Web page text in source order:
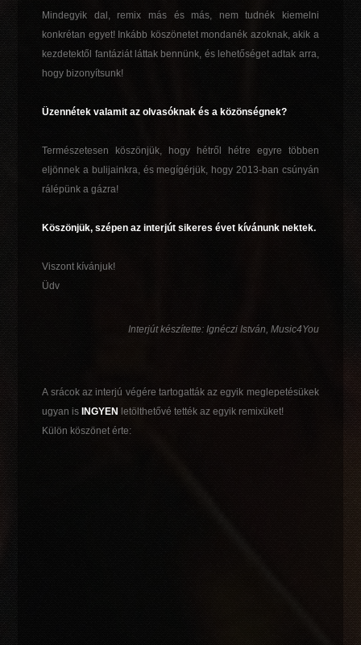
Mindegyik dal, remix más és más, nem tudnék kiemelni
konkrétan egyet! Inkább köszönetet mondanék azoknak, akik a
kezdetektől fantáziát láttak bennünk, és lehetőséget adtak arra,
hogy bizonyítsunk!
Üzennétek valamit az olvasóknak és a közönségnek?
Természetesen köszönjük, hogy hétről hétre egyre többen
eljönnek a bulijainkra, és megígérjük, hogy 2013-ban csúnyán
rálépünk a gázra!
Köszönjük, szépen az interjút sikeres évet kívánunk nektek.
Viszont kívánjuk!
Üdv
Interjút készítette: Ignéczi István, Music4You
A srácok az interjú végére tartogatták az egyik meglepetésükek
ugyan is INGYEN letölthetővé tették az egyik remixüket!
Külön köszönet érte: